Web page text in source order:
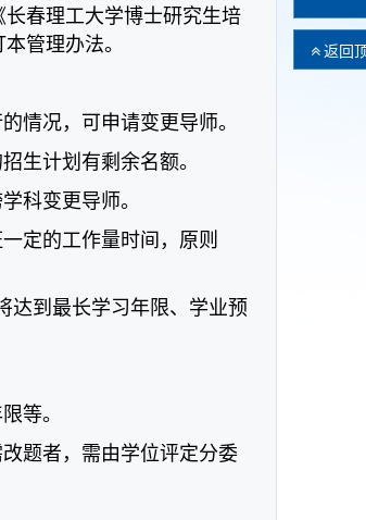
返回
春理工大学博士研究生培
管理办法。
情况，可申请变更导师。
生计划有剩余名额。
科变更导师。
定的工作量时间，原则
达到最长学习年限、学业预
等。
题者，需由学位评定分委